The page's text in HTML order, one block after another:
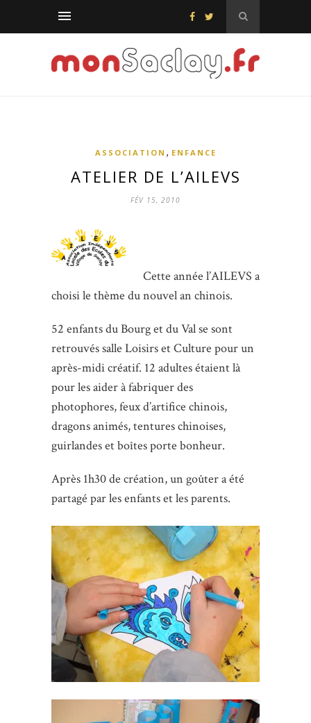
ASSOCIATION , ENFANCE
ATELIER DE L’AILEVS
FÉV 15, 2010
Cette année l’AILEVS a
choisi le thème du nouvel an chinois.
52 enfants du Bourg et du Val se sont
retrouvés salle Loisirs et Culture pour un
après-midi créatif. 12 adultes étaient là
pour les aider à fabriquer des
photophores, feux d’artifice chinois,
dragons animés, tentures chinoises,
guirlandes et boîtes porte bonheur.
Après 1h30 de création, un goûter a été
partagé par les enfants et les parents.